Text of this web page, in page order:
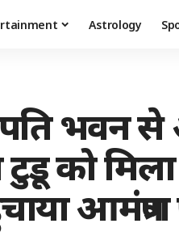
Astrology
भवन से
को
आमंत्रण